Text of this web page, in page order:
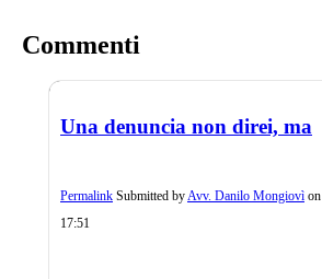
Commenti
Una denuncia non direi, ma
Permalink Submitted by Avv. Danilo Mongiovì on
17:51